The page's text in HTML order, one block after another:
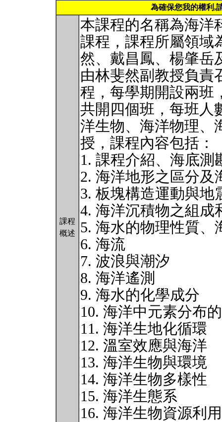
為確保您我的權利,
課程
概述
本課程的名稱為海洋
課程，課程所屬領域
然、戴昌鳳、楊肇岳
由林斐然副教授負責
程，每學期開設兩班
共開四個班，每班人
洋生物、海洋物理、
授，課程內容包括：
1. 課程介紹、海底測
2. 海洋地形之區分及
3. 板塊構造運動與地
4. 海洋沉積物之組成
5. 海水的物理性質、
6. 海流
7. 波浪與潮汐
8. 海洋遙測
9. 海水的化學成分
10. 海洋中元素分布
11. 海洋生地化循環
12. 溫室效應與海洋
13. 海洋生物與環境
14. 海洋生物多樣性
15. 海洋生態系
16. 海洋生物資源利